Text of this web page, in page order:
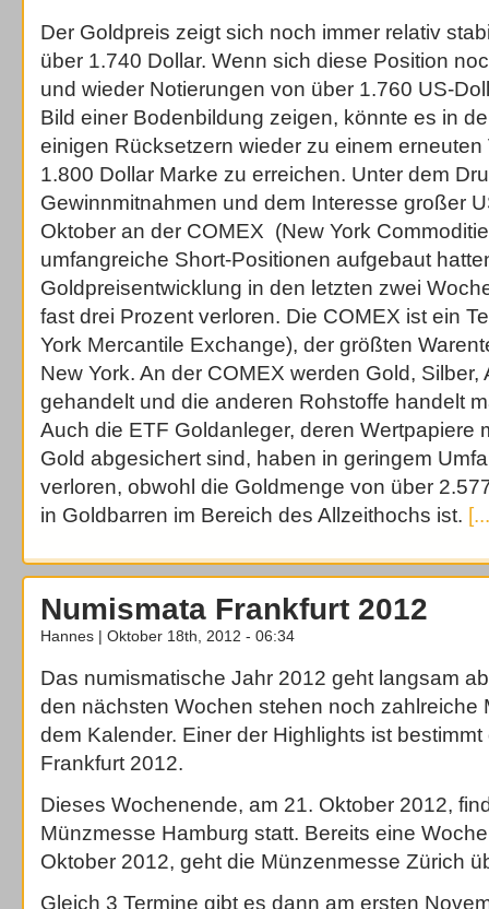
Der Goldpreis zeigt sich noch immer relativ
über 1.740 Dollar. Wenn sich diese Position
und wieder Notierungen von über 1.760 US-
Bild einer Bodenbildung zeigen, könnte es in
einigen Rücksetzern wieder zu einem
1.800 Dollar Marke zu erreichen. Unter dem
Gewinnmitnahmen und dem Interesse großer
Oktober an der COMEX (New York
umfangreiche Short-Positionen aufgebaut
Goldpreisentwicklung in den letzten zwei
fast drei Prozent verloren. Die COMEX ist ein
York Mercantile Exchange), der größten
New York. An der COMEX werden Gold,
gehandelt und die anderen Rohstoffe handelt
Auch die ETF Goldanleger, deren Wertpapiere
Gold abgesichert sind, haben in geringem
verloren, obwohl die Goldmenge von über
in Goldbarren im Bereich des Allzeithochs ist.
Numismata Frankfurt 2012
Hannes | Oktober 18th, 2012 - 06:34
Das numismatische Jahr 2012 geht langsam
den nächsten Wochen stehen noch zahlreiche
dem Kalender. Einer der Highlights ist
Frankfurt 2012.
Dieses Wochenende, am 21. Oktober 2012,
Münzmesse Hamburg statt. Bereits eine
Oktober 2012, geht die Münzenmesse Zürich
Gleich 3 Termine gibt es dann am ersten